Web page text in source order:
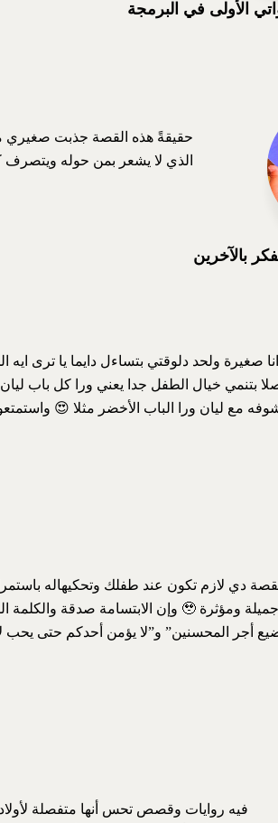
الأولى في البرمجة
بالآخرين
حقيقةً هذه القصة جذبت صغيري
الذي لا يشعر بمن حوله ويتصرف
صغيرة ولحد دلوقتي بتساءل دايما يا ترى
بتنمي خيال الطفل جدا يعني ورا كل باب
مع ليان ورا الباب الأخضر مثلا 😍
وجميلة ومؤثرة 🥹 وإن الابتسامة
أجر المحسنين” و”لا يؤمن أحدكم حتى يحب
فيه روايات وقصص تحس أنها متفصلة